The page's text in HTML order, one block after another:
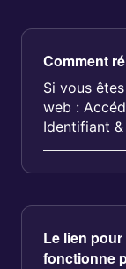
Comment
Si vous
web :
Identifiant
Le lien
fonctionne